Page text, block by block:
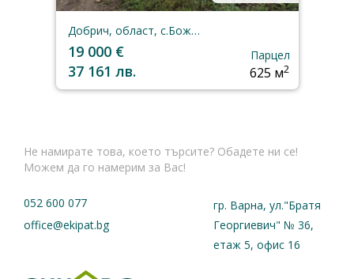
Добрич, област, с.Божурец
19 000 €
37 161 лв.
Парцел
625 м2
Не намирате това, което търсите? Обадете ни се!
Можем да го намерим за Вас!
052 600 077
office@ekipat.bg
гр. Варна, ул."Братя
Георгиевич" № 36,
етаж 5, офис 16